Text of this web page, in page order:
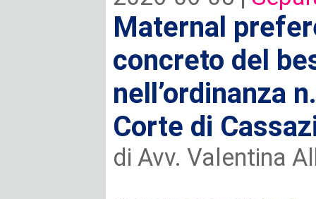
Maternal
concreto del
nell’ordinanza
Corte di
di Avv. Valentina